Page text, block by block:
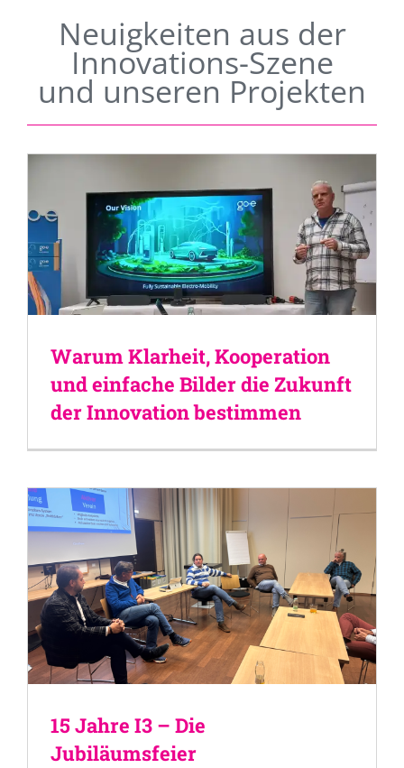
Neuigkeiten aus der
Innovations-Szene
und unseren Projekten
Warum Klarheit, Kooperation
und einfache Bilder die Zukunft
der Innovation bestimmen
15 Jahre I3 – Die
Jubiläumsfeier